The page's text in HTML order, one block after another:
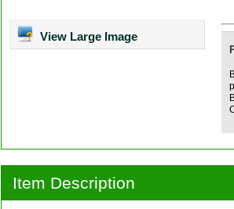
View Large Image
Item Description